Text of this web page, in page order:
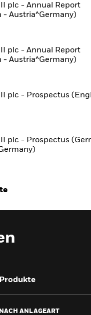
plc - Annual Report
- Austria^Germany)
plc - Annual Report
- Austria^Germany)
plc - Prospectus
plc - Prospectus
Produkte
NACH ANLAGEART